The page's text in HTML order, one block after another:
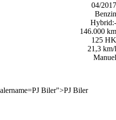
04/2017
Benzin
Hybrid:-
146.000 km
125 HK
21,3 km/l
Manuel
Biler">PJ Biler